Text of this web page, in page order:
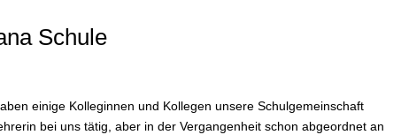
Schule
einige Kolleginnen und Kollegen unsere Schulgemeinschaft
bei uns tätig, aber in der Vergangenheit schon abgeordnet an